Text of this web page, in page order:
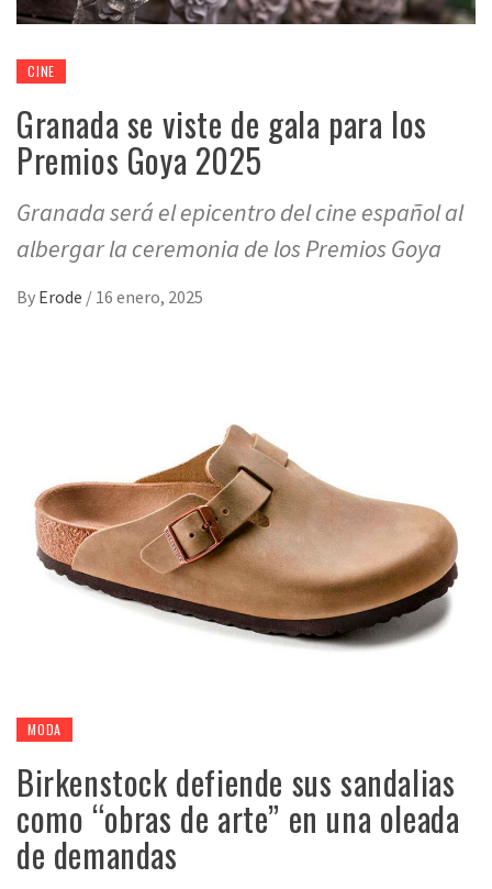
CINE
Granada se viste de gala para los
Premios Goya 2025
Granada será el epicentro del cine español al
albergar la ceremonia de los Premios Goya
By Erode / 16 enero, 2025
MODA
Birkenstock defiende sus sandalias
como “obras de arte” en una oleada
de demandas